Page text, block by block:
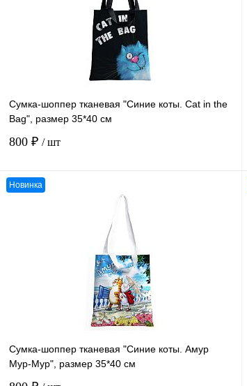
Сумка-шоппер тканевая "Синие коты. Cat in the
Bag", размер 35*40 см
800 ₽ / шт
наличии
Новинка
Сумка-шоппер тканевая "Синие коты. Амур
Мур-Мур", размер 35*40 см